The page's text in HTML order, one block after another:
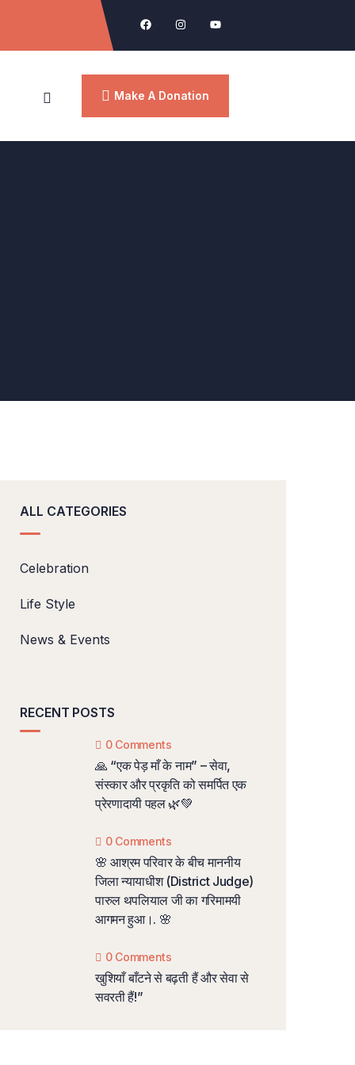
Make A Donation
ALL CATEGORIES
Celebration
Life Style
News & Events
RECENT POSTS
0 Comments
🙏 “एक पेड़ माँ के नाम” – सेवा,
संस्कार और प्रकृति को समर्पित एक
प्रेरणादायी पहल 🌿💚
0 Comments
🌸 आश्रम परिवार के बीच माननीय
जिला न्यायाधीश (District Judge)
पारुल थपलियाल जी का गरिमामयी
आगमन हुआ।. 🌸
0 Comments
खुशियाँ बाँटने से बढ़ती हैं और सेवा से
सवरती हैं!”